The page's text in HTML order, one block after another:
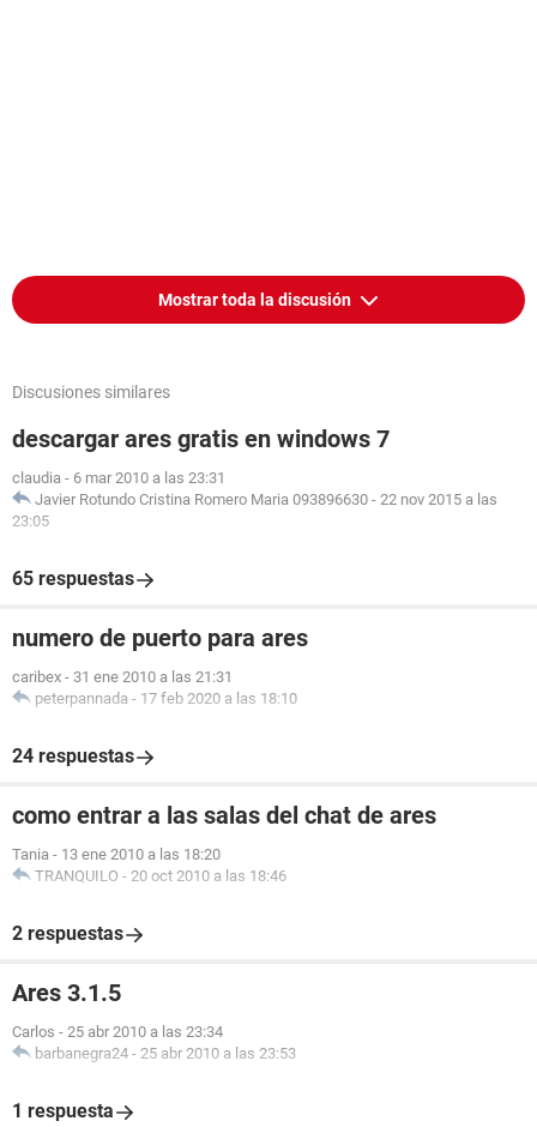
Mostrar toda la discusión
Discusiones similares
descargar ares gratis en windows 7
claudia - 6 mar 2010 a las 23:31
Javier Rotundo Cristina Romero Maria 093896630 - 22 nov 2015 a las
23:05
65 respuestas
numero de puerto para ares
caribex - 31 ene 2010 a las 21:31
peterpannada - 17 feb 2020 a las 18:10
24 respuestas
como entrar a las salas del chat de ares
Tania - 13 ene 2010 a las 18:20
TRANQUILO - 20 oct 2010 a las 18:46
2 respuestas
Ares 3.1.5
Carlos - 25 abr 2010 a las 23:34
barbanegra24 - 25 abr 2010 a las 23:53
1 respuesta